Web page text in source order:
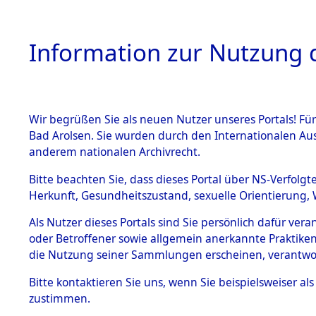
HOME
BESTÄNDE
Inhaftierungsdoku
mente
1.2.9 Beim ITS
verwahrte
1.2.9.1
Effekten aus
0001
Information zur Nutzung
Wir begrüßen Sie als neuen Nutzer unseres Portals!
Bad Arolsen. Sie wurden durch den Internationalen
anderem nationalen Archivrecht.
Bitte beachten Sie, dass dieses Portal über NS-
Herkunft, Gesundheitszustand, sexuelle
Als Nutzer dieses Portals sind Sie persönlich dafür
oder Betroffener sowie allgemein anerkannte
die Nutzung seiner Sammlungen erscheinen,
Bitte kontaktieren Sie uns, wenn Sie beispielsweiser
zustimmen.